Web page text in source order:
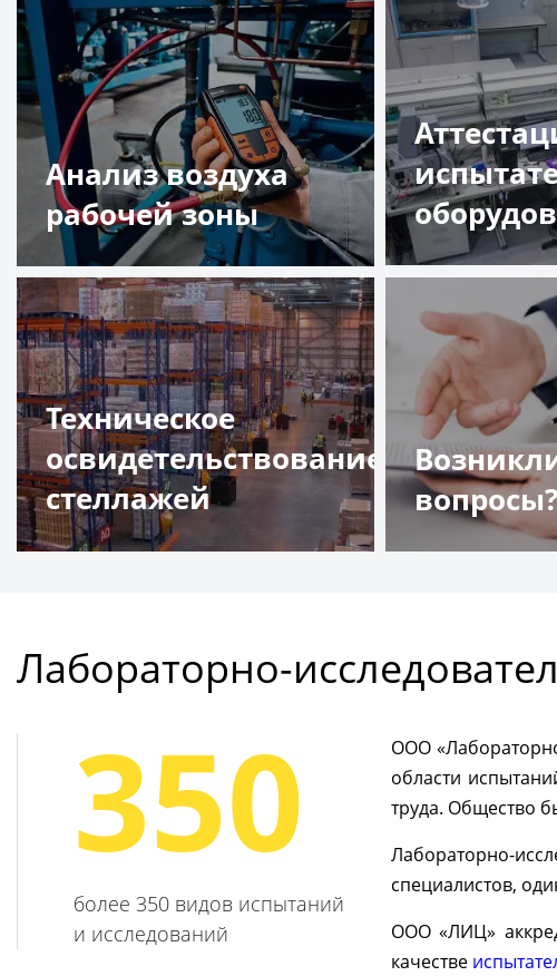
Подробнее Подробнее
Анализ воздуха
рабочей зоны
Подробнее Подробнее
Техническое
освидетельствование
стеллажей
вопросы?
Лабораторно-
350
более 350 видов испытаний
и исследований
ООО
области
труда. Общество
Лабораторно-
специалистов,
ООО «ЛИЦ»
качестве